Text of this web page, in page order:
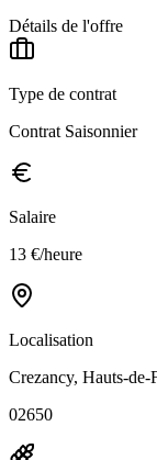
Détails de l'offre
Type de contrat
Contrat Saisonnier
Salaire
13 €/heure
Localisation
Crezancy, Hauts-de-
02650